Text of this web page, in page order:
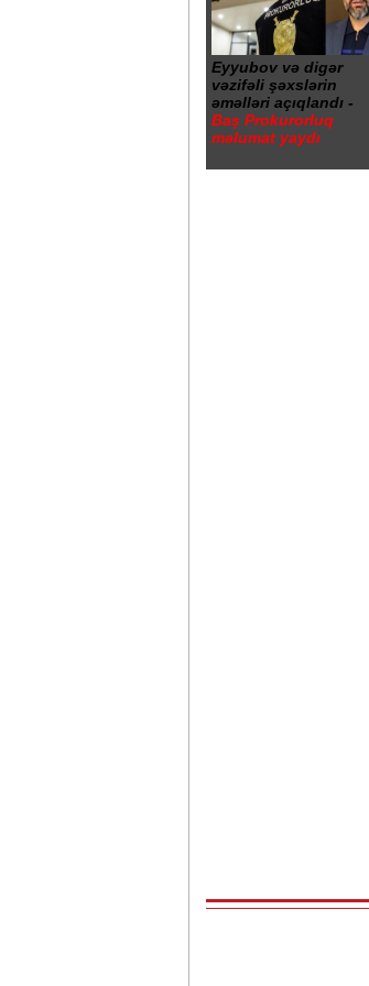
Eyyubov və digər
vəzifəli şəxslərin
əməlləri açıqlandı -
Baş Prokurorluq
məlumat yaydı